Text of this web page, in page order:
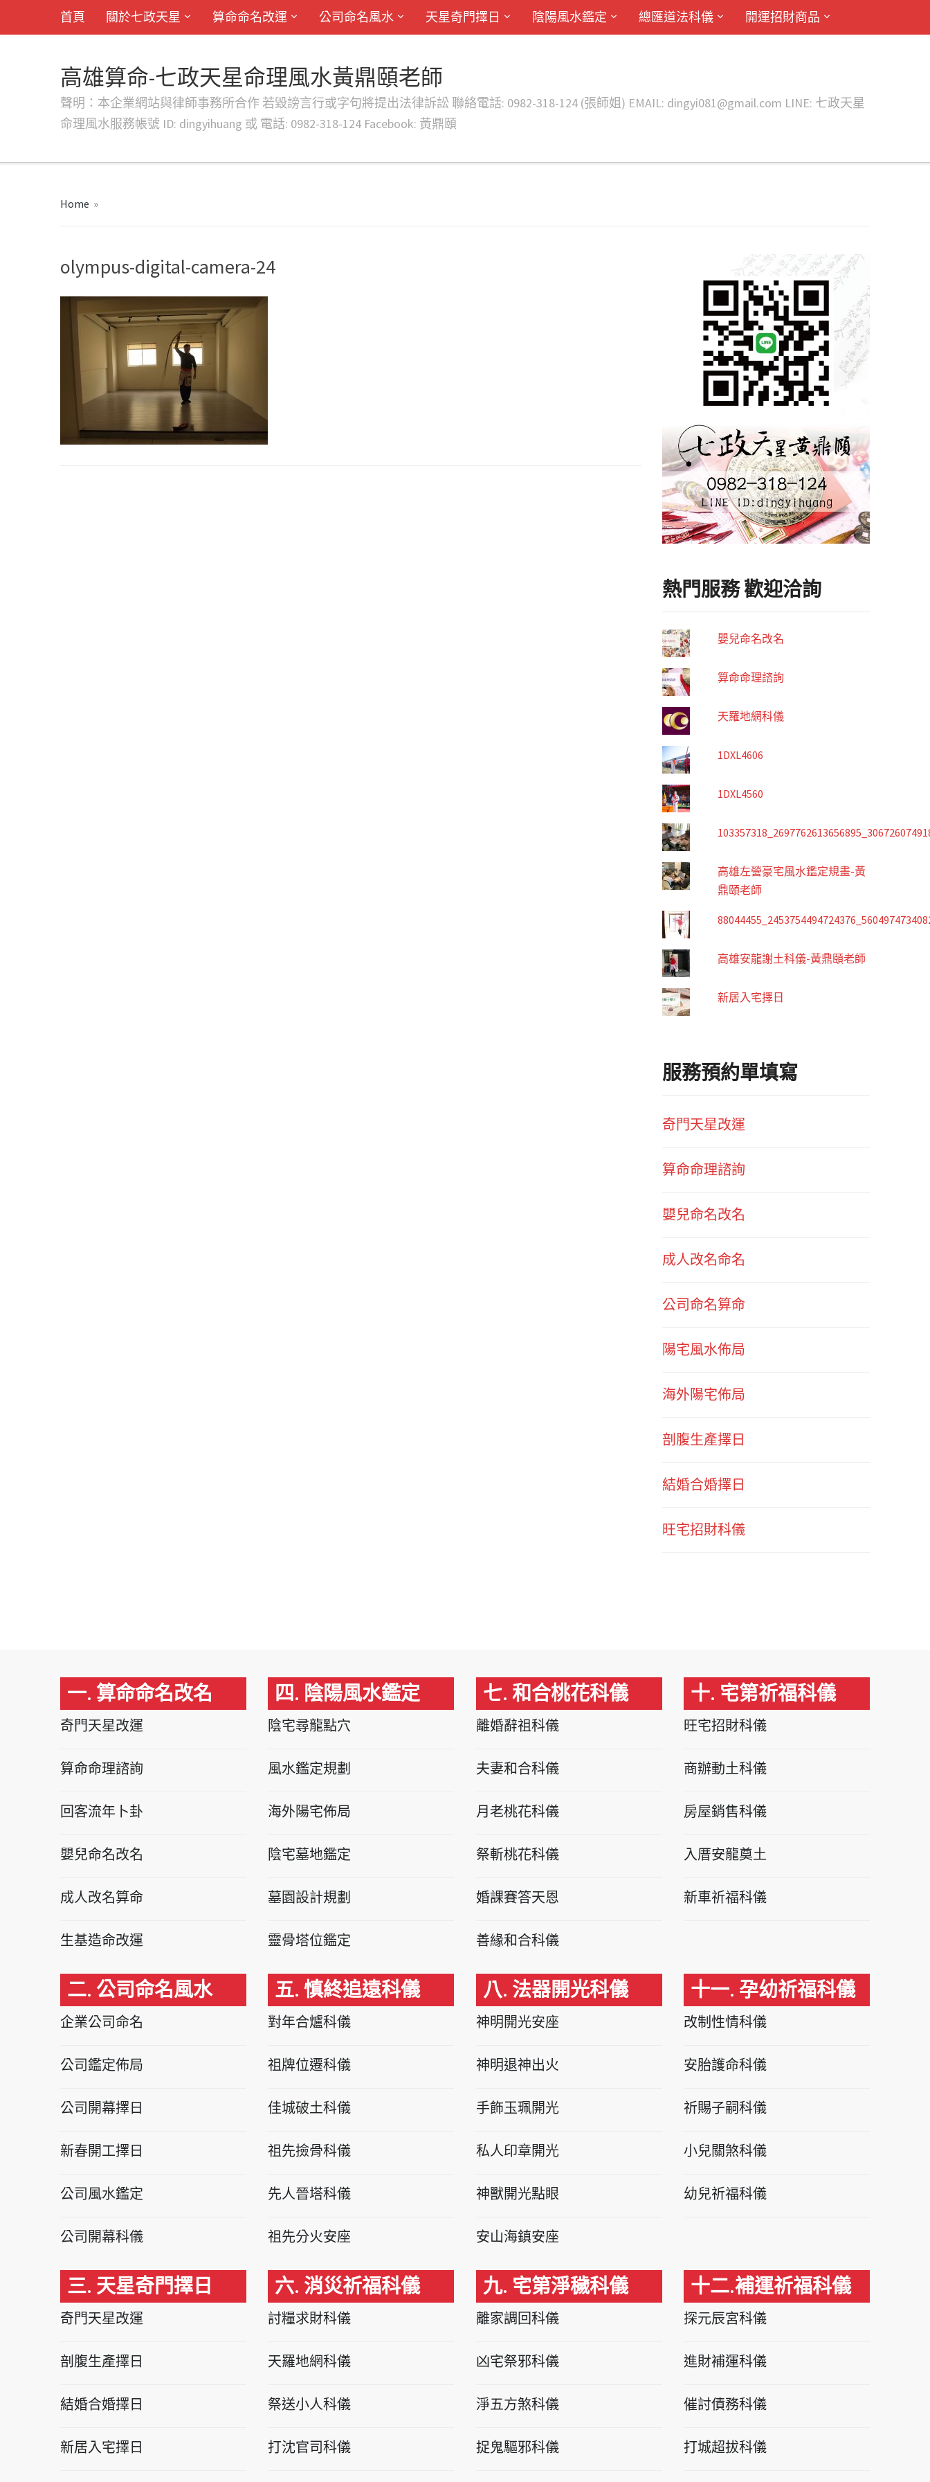
首頁 關於七政天星 算命命名改運 公司命名風水 天星奇門擇日 陰陽風水鑑定 總匯道法科儀 開運招財商品
高雄算命-七政天星命理風水黃鼎頤老師
聲明：本企業網站與律師事務所合作 若毀謗言行或字句將提出法律訴訟 聯絡電話: 0982-318-124 (張師姐) EMAIL: dingyi081@gmail.com LINE: 七政天星
命理風水服務帳號 ID: dingyihuang 或 電話: 0982-318-124 Facebook: 黃鼎頤
Home »
olympus-digital-camera-24
熱門服務 歡迎洽詢
嬰兒命名改名
算命命理諮詢
天羅地網科儀
1DXL4606
1DXL4560
高雄左營豪宅風水鑑定規畫-黃
鼎頤老師
高雄安龍謝土科儀-黃鼎頤老師
新居入宅擇日
服務預約單填寫
奇門天星改運
算命命理諮詢
嬰兒命名改名
成人改名命名
公司命名算命
陽宅風水佈局
海外陽宅佈局
剖腹生產擇日
結婚合婚擇日
旺宅招財科儀
一. 算命命名改名
奇門天星改運
算命命理諮詢
回客流年卜卦
嬰兒命名改名
成人改名算命
生基造命改運
二. 公司命名風水
企業公司命名
公司鑑定佈局
公司開幕擇日
新春開工擇日
公司風水鑑定
公司開幕科儀
三. 天星奇門擇日
奇門天星改運
剖腹生產擇日
結婚合婚擇日
新居入宅擇日
四. 陰陽風水鑑定
陰宅尋龍點穴
風水鑑定規劃
海外陽宅佈局
陰宅墓地鑑定
墓園設計規劃
靈骨塔位鑑定
五. 慎終追遠科儀
對年合爐科儀
祖牌位遷科儀
佳城破土科儀
祖先撿骨科儀
先人晉塔科儀
祖先分火安座
六. 消災祈福科儀
討糧求財科儀
天羅地網科儀
祭送小人科儀
打沈官司科儀
七. 和合桃花科儀
離婚辭祖科儀
夫妻和合科儀
月老桃花科儀
祭斬桃花科儀
婚課賽答天恩
善緣和合科儀
八. 法器開光科儀
神明開光安座
神明退神出火
手飾玉珮開光
私人印章開光
神獸開光點眼
安山海鎮安座
九. 宅第淨穢科儀
離家調回科儀
凶宅祭邪科儀
淨五方煞科儀
捉鬼驅邪科儀
十. 宅第祈福科儀
旺宅招財科儀
商辦動土科儀
房屋銷售科儀
入厝安龍奠土
新車祈福科儀
十一. 孕幼祈福科儀
改制性情科儀
安胎護命科儀
祈賜子嗣科儀
小兒關煞科儀
幼兒祈福科儀
十二.補運祈福科儀
探元辰宮科儀
進財補運科儀
催討債務科儀
打城超拔科儀